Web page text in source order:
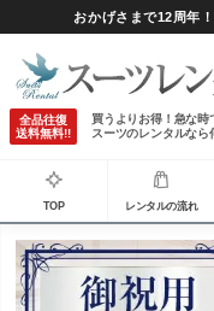
おかげさまで12周年
全品往復
送料無料!!
買うよりお得！急な時
スーツのレンタルなら
TOP レンタルの流れ